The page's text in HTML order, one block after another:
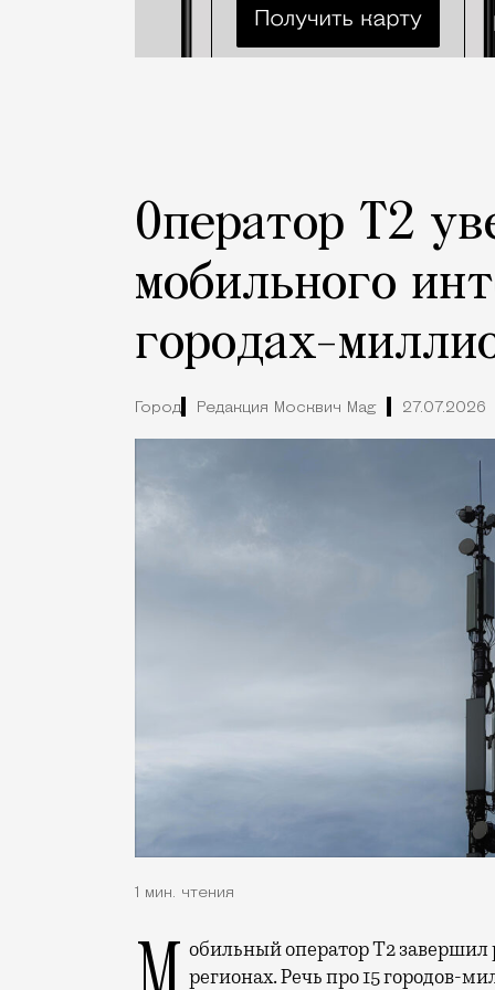
Оператор Т2
мобильного
городах-
Город Редакция Москвич Mag 27.07.2026
1 мин. чтения
регионах. Речь про 15 городов-